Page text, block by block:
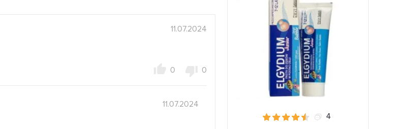
11.07.2024
0 0
11.07.2024
4